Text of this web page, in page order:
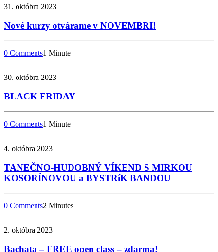
31. októbra 2023
Nové kurzy otvárame v NOVEMBRI!
0 Comments1 Minute
30. októbra 2023
BLACK FRIDAY
0 Comments1 Minute
4. októbra 2023
TANEČNO-HUDOBNÝ VÍKEND S MIRKOU
KOSORÍNOVOU a BYSTRíK BANDOU
0 Comments2 Minutes
2. októbra 2023
Bachata – FREE open class – zdarma!